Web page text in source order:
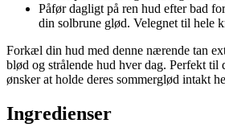
Påfør dagligt på ren hud efter bad
din solbrune glød. Velegnet til hele
Forkæl din hud med denne nærende tan
blød og strålende hud hver dag. Perfekt til
ønsker at holde deres sommerglød intakt
Ingredienser